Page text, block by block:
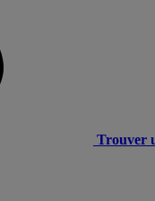
Trouver